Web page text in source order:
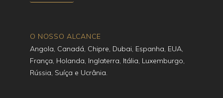
O NOSSO ALCANCE
Angola, Canadá, Chipre, Dubai, Espanha, EUA,
França, Holanda, Inglaterra, Itália, Luxemburgo,
Rússia, Suíça e Ucrânia.